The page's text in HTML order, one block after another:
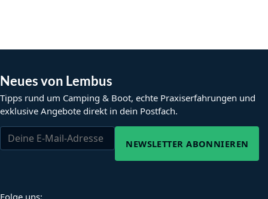
Neues von Lembus
Tipps rund um Camping & Boot, echte Praxiserfahrungen und
exklusive Angebote direkt in dein Postfach.
NEWSLETTER ABONNIEREN
Folge uns: